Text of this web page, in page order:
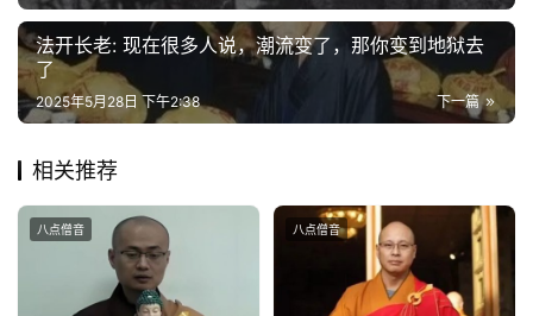
乐
菩
提
题
公
法开长老: 现在很多人说，潮流变了，那你变到地狱去
了
下一篇
2025年5月28日 下午2:38
相关推荐
八点僧音 八点僧音